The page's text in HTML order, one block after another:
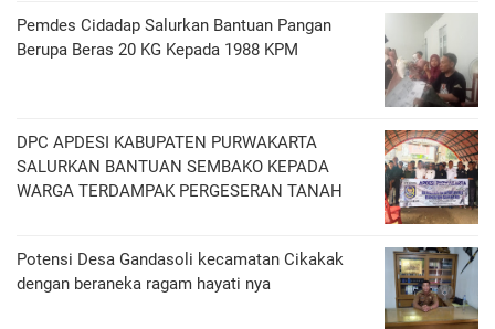
Pemdes Cidadap Salurkan Bantuan Pangan
Berupa Beras 20 KG Kepada 1988 KPM
DPC APDESI KABUPATEN PURWAKARTA
SALURKAN BANTUAN SEMBAKO KEPADA
WARGA TERDAMPAK PERGESERAN TANAH
Potensi Desa Gandasoli kecamatan Cikakak
dengan beraneka ragam hayati nya